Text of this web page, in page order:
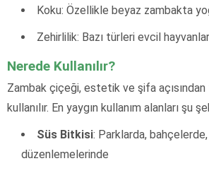
Koku: Özellikle beyaz zambakta
Zehirlilik: Bazı türleri evcil
Nerede Kullanılır?
Zambak çiçeği, estetik ve şifa açısından
kullanılır. En yaygın kullanım alanları şu
Süs Bitkisi: Parklarda,
düzenlemelerinde